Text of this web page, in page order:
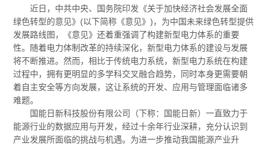
近日，中共中央、国务院印发《关于加快经济社会发展全面
绿色转型的意见》(以下简称《意见》)，为中国未来绿色转型提供
发展路线图，《意见》还着重强调了构建新型电力体系的重要
性。随着电力体制改革的持续深化，新型电力体系的建设与发展
将不断推进。然而，相比于传统电力系统，新型电力系统在构建
过程中，拥有更明显的多学科交叉融合趋势，同时本身更需要朝
着自主安全等方向发展，这让系统的开发、应用与管理面临诸多
难题。
国能日新科技股份有限公司（下称：国能日新）一直致力于
能源行业的数据应用与开发，经过十余年行业深耕，充分认识到
产业发展所面临的挑战与机遇。为进一步推动我国能源产业升